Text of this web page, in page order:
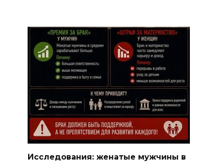
Исследования: женатые мужчины в